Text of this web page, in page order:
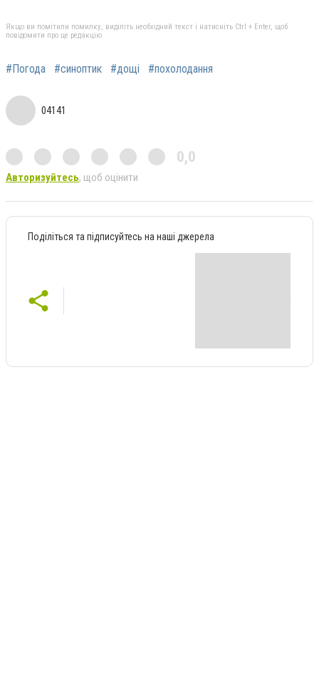
Якщо ви помітили помилку, виділіть необхідний текст і натисніть Ctrl + Enter, щоб
повідомити про це редакцію
#Погода #синоптик #дощі #похолодання
04141
0,0
Авторизуйтесь, щоб оцінити
Поділіться та підписуйтесь на наші джерела